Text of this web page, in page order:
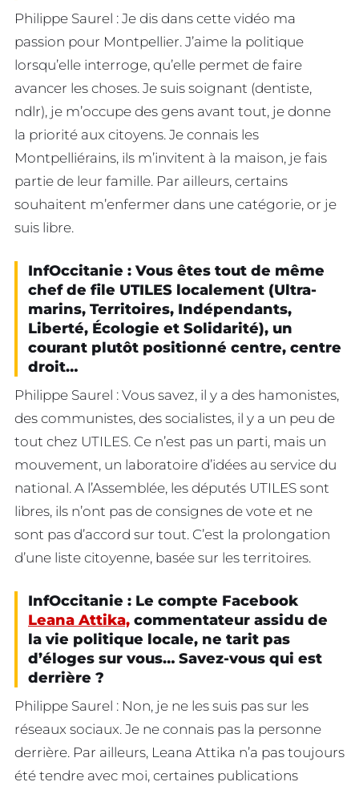
Philippe Saurel : Je dis dans cette vidéo ma
passion pour Montpellier. J’aime la politique
lorsqu’elle interroge, qu’elle permet de faire
avancer les choses. Je suis soignant (dentiste,
ndlr), je m’occupe des gens avant tout, je donne
la priorité aux citoyens. Je connais les
Montpelliérains, ils m’invitent à la maison, je fais
partie de leur famille. Par ailleurs, certains
souhaitent m’enfermer dans une catégorie, or je
suis libre.
InfOccitanie : Vous êtes tout de même
chef de file UTILES localement (Ultra-
marins, Territoires, Indépendants,
Liberté, Écologie et Solidarité), un
courant plutôt positionné centre, centre
droit…
Philippe Saurel : Vous savez, il y a des hamonistes,
des communistes, des socialistes, il y a un peu de
tout chez UTILES. Ce n’est pas un parti, mais un
mouvement, un laboratoire d’idées au service du
national. A l’Assemblée, les députés UTILES sont
libres, ils n’ont pas de consignes de vote et ne
sont pas d’accord sur tout. C’est la prolongation
d’une liste citoyenne, basée sur les territoires.
InfOccitanie : Le compte Facebook
Leana Attika, commentateur assidu de
la vie politique locale, ne tarit pas
d’éloges sur vous… Savez-vous qui est
derrière ?
Philippe Saurel : Non, je ne les suis pas sur les
réseaux sociaux. Je ne connais pas la personne
derrière. Par ailleurs, Leana Attika n’a pas toujours
été tendre avec moi, certaines publications